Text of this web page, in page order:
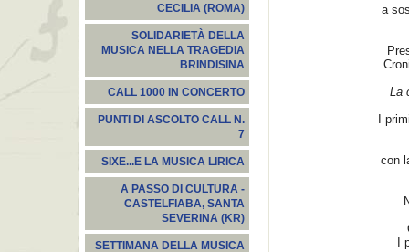
CECILIA (ROMA)
SOLIDARIETÀ DELLA
MUSICA NELLA TRAGEDIA
BRINDISINA
CALL 1000 IN CONCERTO
PUNTI DI ASCOLTO CALL N.
7
SIXE...E LA MUSICA LIRICA
A PASSO DI CULTURA -
CASTELFIABA, SANTA
SEVERINA (KR)
SETTIMANA DELLA MUSICA
a
La
I
con
I